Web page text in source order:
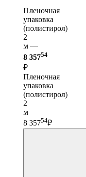
Пленочная
упаковка
(полистирол)
2
м —
8 35754
₽
Пленочная
упаковка
(полистирол)
2
м
8 35754₽